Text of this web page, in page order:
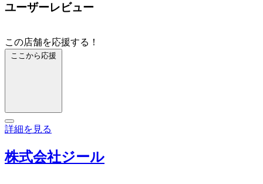
ユーザーレビュー
この店舗を応援する！
ここから応援
詳細を見る
株式会社ジール